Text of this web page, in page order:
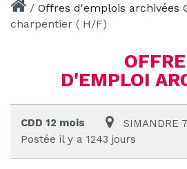
/ Offres d'emplois archivées
charpentier ( H/F)
OFFRE
D'EMPLOI
CDD 12 mois
SIMANDRE
Postée il y a 1243 jours